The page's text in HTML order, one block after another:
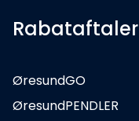
Rabataftaler
ØresundGO
ØresundPENDLER